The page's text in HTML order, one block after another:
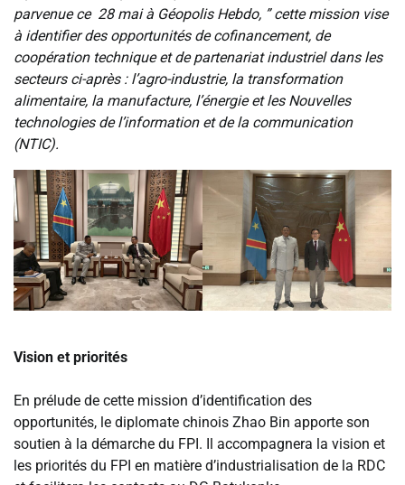
parvenue ce 28 mai à Géopolis Hebdo, ” cette mission vise
à identifier des opportunités de cofinancement, de
coopération ‎technique et de partenariat industriel dans les
secteurs ci-après : l’agro-industrie, la transformation
alimentaire, la manufacture, l’énergie et les Nouvelles
technologies de l’information et de la communication
(NTIC).
‎Vision et priorités
‎En prélude de cette mission d’identification des
opportunités, le diplomate chinois Zhao Bin apporte son
soutien à la démarche du FPI. Il accompagnera la vision et
les priorités du FPI en matière d’industrialisation de la RDC